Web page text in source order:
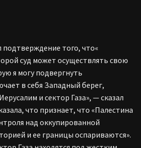
подтверждение того, что«
суд может осуществлять свою
я могу подвергнуть
в себя Западный берег,
и сектор Газа», — сказал
что признает, что «Палестина
над оккупированной
и ее границы оспариваются».